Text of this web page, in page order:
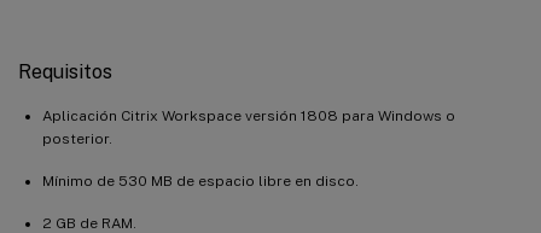
Requisitos
Aplicación Citrix Workspace versión 1808 para Windows o
posterior.
Mínimo de 530 MB de espacio libre en disco.
2 GB de RAM.